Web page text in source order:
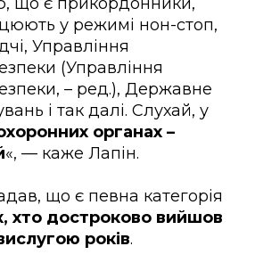
у режимі нон-стоп,
Управління
(Управління
– ред.), Державне
і так далі. Слухай, у
органах –
«, — каже Лапін.
що є певна категорія
хто достроково вийшов
років.